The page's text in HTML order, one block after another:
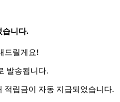
습니다.
드릴게요!
발송됩니다.
립금이 자동 지급되었습니다.